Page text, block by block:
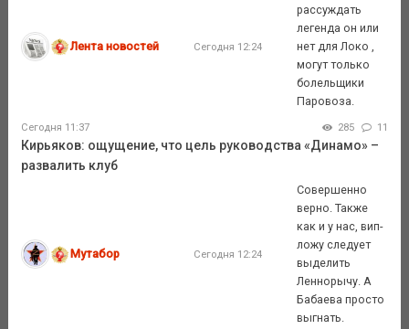
Лента новостей Сегодня 12:24
рассуждать
легенда он или
нет для Локо ,
могут только
болельщики
Паровоза.
Сегодня 11:37 285 11
Кирьяков: ощущение, что цель руководства «Динамо» –
развалить клуб
Мутабор Сегодня 12:24
Совершенно
верно. Также
как и у нас, вип-
ложу следует
выделить
Леннорычу. А
Бабаева просто
выгнать.